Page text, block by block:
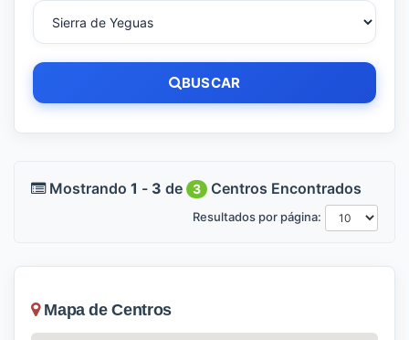
BUSCAR
Mostrando 1 - 3 de 3 Centros Encontrados
Resultados por página:
Mapa de Centros